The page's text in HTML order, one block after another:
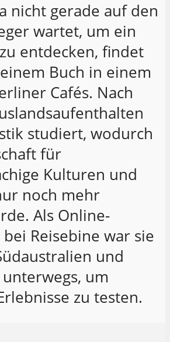
nicht gerade auf den
wartet, um ein
entdecken, findet
Buch in einem
Cafés. Nach
studiert, wodurch
für
Kulturen und
noch mehr
Als Online-
Reisebine war sie
und
um
zu testen.